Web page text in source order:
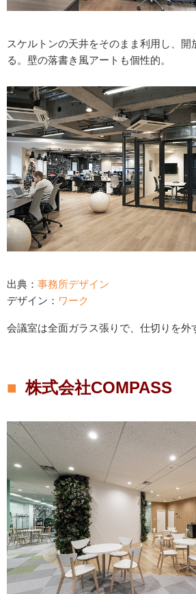
スケルトンの天井をそのまま利用し、開
る。壁の落書き風アートも個性的。
出典： 事務所デザイン
デザイン： ワーク
会議室は全面ガラス張りで、仕切りを外
株式会社COMPASS